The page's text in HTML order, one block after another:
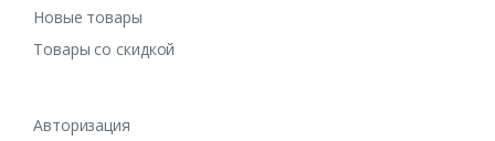
Новые товары
Товары со скидкой
Авторизация